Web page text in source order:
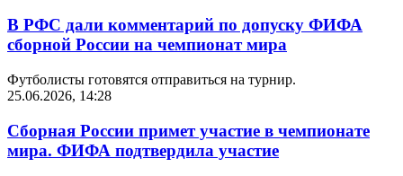
В РФС дали комментарий по допуску ФИФА
сборной России на чемпионат мира
Футболисты готовятся отправиться на турнир.
25.06.2026, 14:28
Сборная России примет участие в чемпионате
мира. ФИФА подтвердила участие